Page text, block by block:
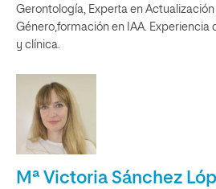
Gerontología, Experta en
Género,formación en IAA.
y clínica.
Mª Victoria Sánchez